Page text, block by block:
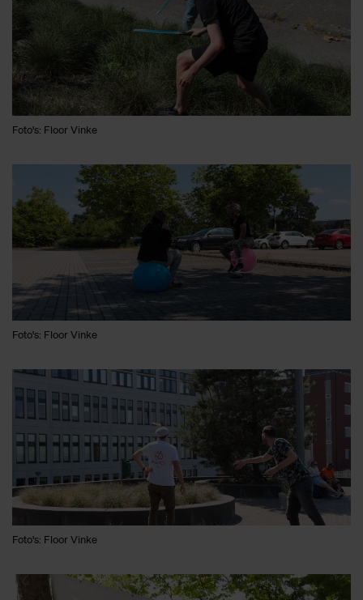
Foto's: Floor Vinke
Foto's: Floor Vinke
Foto's: Floor Vinke